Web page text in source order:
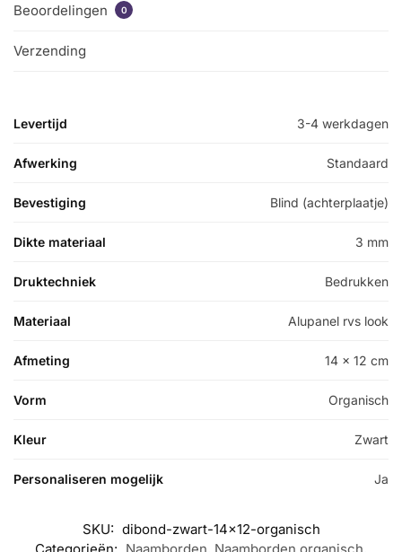
Beoordelingen 0
Verzending
Levertijd 3-4 werkdagen
Afwerking Standaard
Bevestiging Blind (achterplaatje)
Dikte materiaal 3 mm
Druktechniek Bedrukken
Materiaal Alupanel rvs look
Afmeting 14 x 12 cm
Vorm Organisch
Kleur Zwart
Personaliseren mogelijk Ja
SKU: dibond-zwart-14x12-organisch